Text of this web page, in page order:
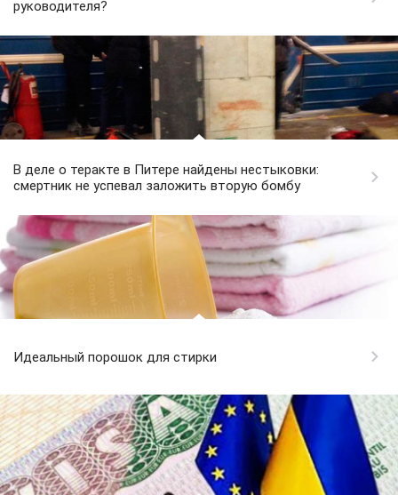
руководителя?
В деле о теракте в Питере найдены нестыковки:
смертник не успевал заложить вторую бомбу
Идеальный порошок для стирки